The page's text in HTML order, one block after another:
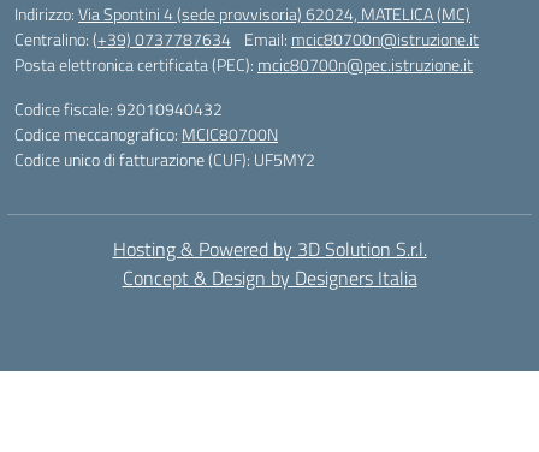
Indirizzo:Via Spontini 4 (sede provvisoria) 62024, MATELICA (MC)
Centralino:(+39) 0737787634 Email: mcic80700n@istruzione.it
Posta elettronica certificata (PEC): mcic80700n@pec.istruzione.it
Codice fiscale: 92010940432
Codice meccanografico: MCIC80700N
Codice unico di fatturazione (CUF): UF5MY2
Hosting & Powered by 3D Solution S.r.l.
Concept & Design by Designers Italia